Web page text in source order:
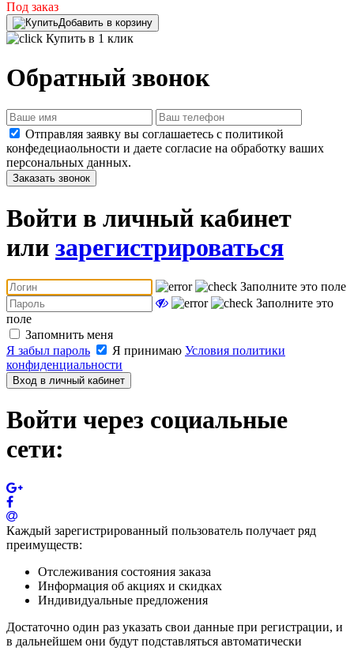
Под заказ
Добавить в корзину
Купить в 1 клик
Обратный звонок
Отправляя заявку вы соглашаетесь с политикой
конфедециаольности и даете согласие на обработку ваших
персональных данных.
Заказать звонок
Войти в личный кабинет
или зарегистрироваться
Заполните это поле
Заполните это
поле
Запомнить меня
Я забыл пароль
Я принимаю Условия политики
конфиденциальности
Вход в личный кабинет
Войти через социальные
сети:
Каждый зарегистрированный пользователь получает ряд
преимуществ:
Отслеживания состояния заказа
Информация об акциях и скидках
Индивидуальные предложения
Достаточно один раз указать свои данные при регистрации, и
в дальнейшем они будут подставляться автоматически